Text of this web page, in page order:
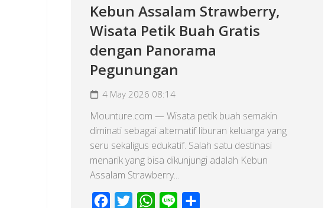
Kebun Assalam Strawberry,
Wisata Petik Buah Gratis
dengan Panorama
Pegunungan
4 May 2026 08:14
Mounture.com — Wisata petik buah semakin
diminati sebagai alternatif liburan keluarga yang
seru sekaligus edukatif. Salah satu destinasi
menarik yang bisa dikunjungi adalah Kebun
Assalam Strawberry...
Facebook
Twitter WhatsApp
Line